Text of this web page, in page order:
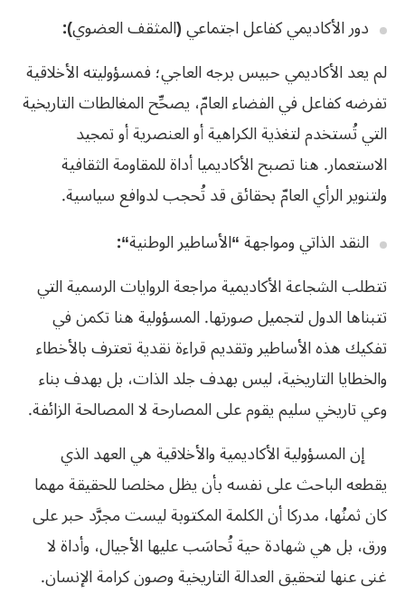
دور الأكاديمي كفاعل اجتماعي(المثقف العضوي):
لم يعد الأكاديمي حبيس برجه العاجي؛ فمسؤوليته الأخلاقية
تفرضه كفاعل في الفضاء العامّ، يصحِّح المغالطات التاريخية
التي تُستخدم لتغذية الكراهية أو العنصرية أو تمجيد
الاستعمار. هنا تصبح الأكاديميا أداة للمقاومة الثقافية
ولتنوير الرأي العامّ بحقائق قد تُحجب لدوافع سياسية.
النقد الذاتي ومواجهة“الأساطير الوطنية“:
تتطلب الشجاعة الأكاديمية مراجعة الروايات الرسمية التي
تتبناها الدول لتجميل صورتها. المسؤولية هنا تكمن في
تفكيك هذه الأساطير وتقديم قراءة نقدية تعترف بالأخطاء
والخطايا التاريخية، ليس بهدف جلد الذات، بل بهدف بناء
وعي تاريخي سليم يقوم على المصارحة لا المصالحة الزائفة.
إن المسؤولية الأكاديمية والأخلاقية هي العهد الذي
يقطعه الباحث على نفسه بأن يظل مخلصا للحقيقة مهما
كان ثمنُها، مدركا أن الكلمة المكتوبة ليست مجرَّد حبر على
ورق، بل هي شهادة حية تُحاسَب عليها الأجيال، وأداة لا
غنى عنها لتحقيق العدالة التاريخية وصون كرامة الإنسان.